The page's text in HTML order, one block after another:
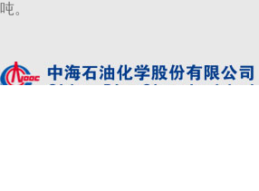
吨。